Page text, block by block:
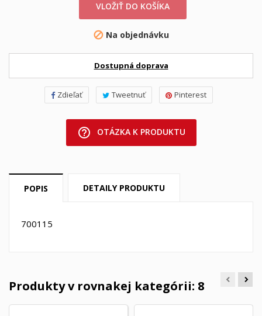
VLOŽIŤ DO KOŠÍKA
 Na objednávku
Dostupná doprava
Zdieľať Tweetnuť Pinterest
help_outline OTÁZKA K PRODUKTU
POPIS DETAILY PRODUKTU
700115
Produkty v rovnakej kategórii: 8